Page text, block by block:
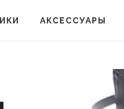
АКСЕССУАРЫ